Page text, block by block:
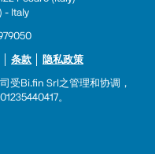
- Italy
条款 隐私政策
受Bi.fin Srl之管理和协调，
。